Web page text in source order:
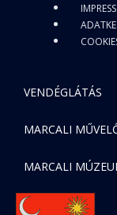
VENDÉGLÁTÁS
MARCALI
MARCALI